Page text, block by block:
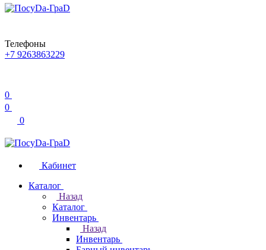
Телефоны
+7 9263863229
0
0
0
Кабинет
Каталог
Назад
Каталог
Инвентарь
Назад
Инвентарь